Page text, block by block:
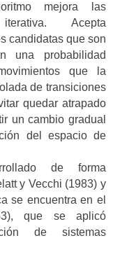
mejora las
Acepta
candidatas que son
una probabilidad
que la
de transiciones
quedar atrapado
un cambio gradual
del espacio de
de forma
y Vecchi (1983) y
se encuentra en el
que se aplicó
de sistemas